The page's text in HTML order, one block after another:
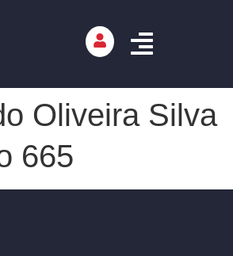
Oliveira Silva
665